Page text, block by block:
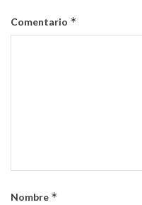
Comentario *
Nombre *